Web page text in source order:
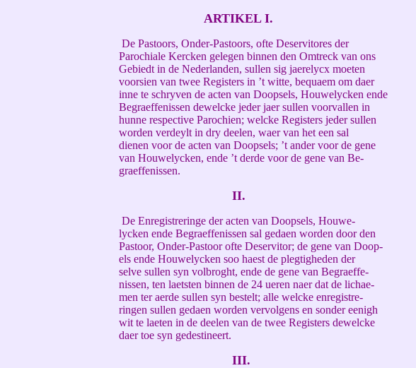
ARTIKEL I.
De Pastoors, Onder-Pastoors, ofte Deservitores der
Parochiale Kercken gelegen binnen den Omtreck van ons
Gebiedt in de Nederlanden, sullen sig jaerelycx moeten
voorsien van twee Registers in ’t witte, bequaem om daer
inne te schryven de acten van Doopsels, Houwelycken ende
Begraeffenissen dewelcke jeder jaer sullen voorvallen in
hunne respective Parochien; welcke Registers jeder sullen
worden verdeylt in dry deelen, waer van het een sal
dienen voor de acten van Doopsels; ’t ander voor de gene
van Houwelycken, ende ’t derde voor de gene van Be-
graeffenissen.
II.
De Enregistreringe der acten van Doopsels, Houwe-
lycken ende Begraeffenissen sal gedaen worden door den
Pastoor, Onder-Pastoor ofte Deservitor; de gene van Doop-
els ende Houwelycken soo haest de plegtigheden der
selve sullen syn volbroght, ende de gene van Begraeffe-
nissen, ten laetsten binnen de 24 ueren naer dat de lichae-
men ter aerde sullen syn bestelt; alle welcke enregistre-
ringen sullen gedaen worden vervolgens en sonder eenigh
wit te laeten in de deelen van de twee Registers dewelcke
daer toe syn gedestineert.
III.